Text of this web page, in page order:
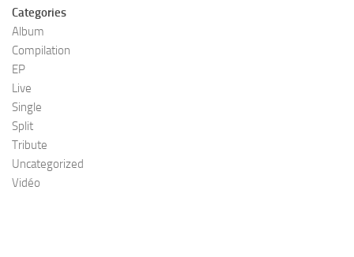
Categories
Album
Compilation
EP
Live
Single
Split
Tribute
Uncategorized
Vidéo